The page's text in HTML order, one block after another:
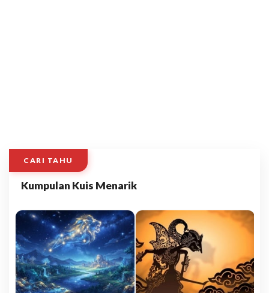
CARI TAHU
Kumpulan Kuis Menarik